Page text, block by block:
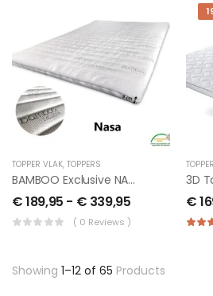
TOPPER VLAK, TOPPERS
BAMBOO Exclusive NASA 9 Cm Topper
€189,95 - € 339,95
( 0 Reviews )
3D
€
Showing 1–12 of 65 Products